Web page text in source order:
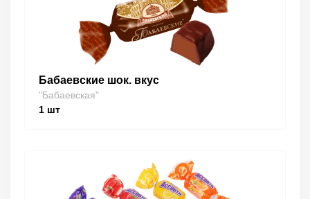
Бабаевские шок. вкус
"Бабаевская"
1 шт